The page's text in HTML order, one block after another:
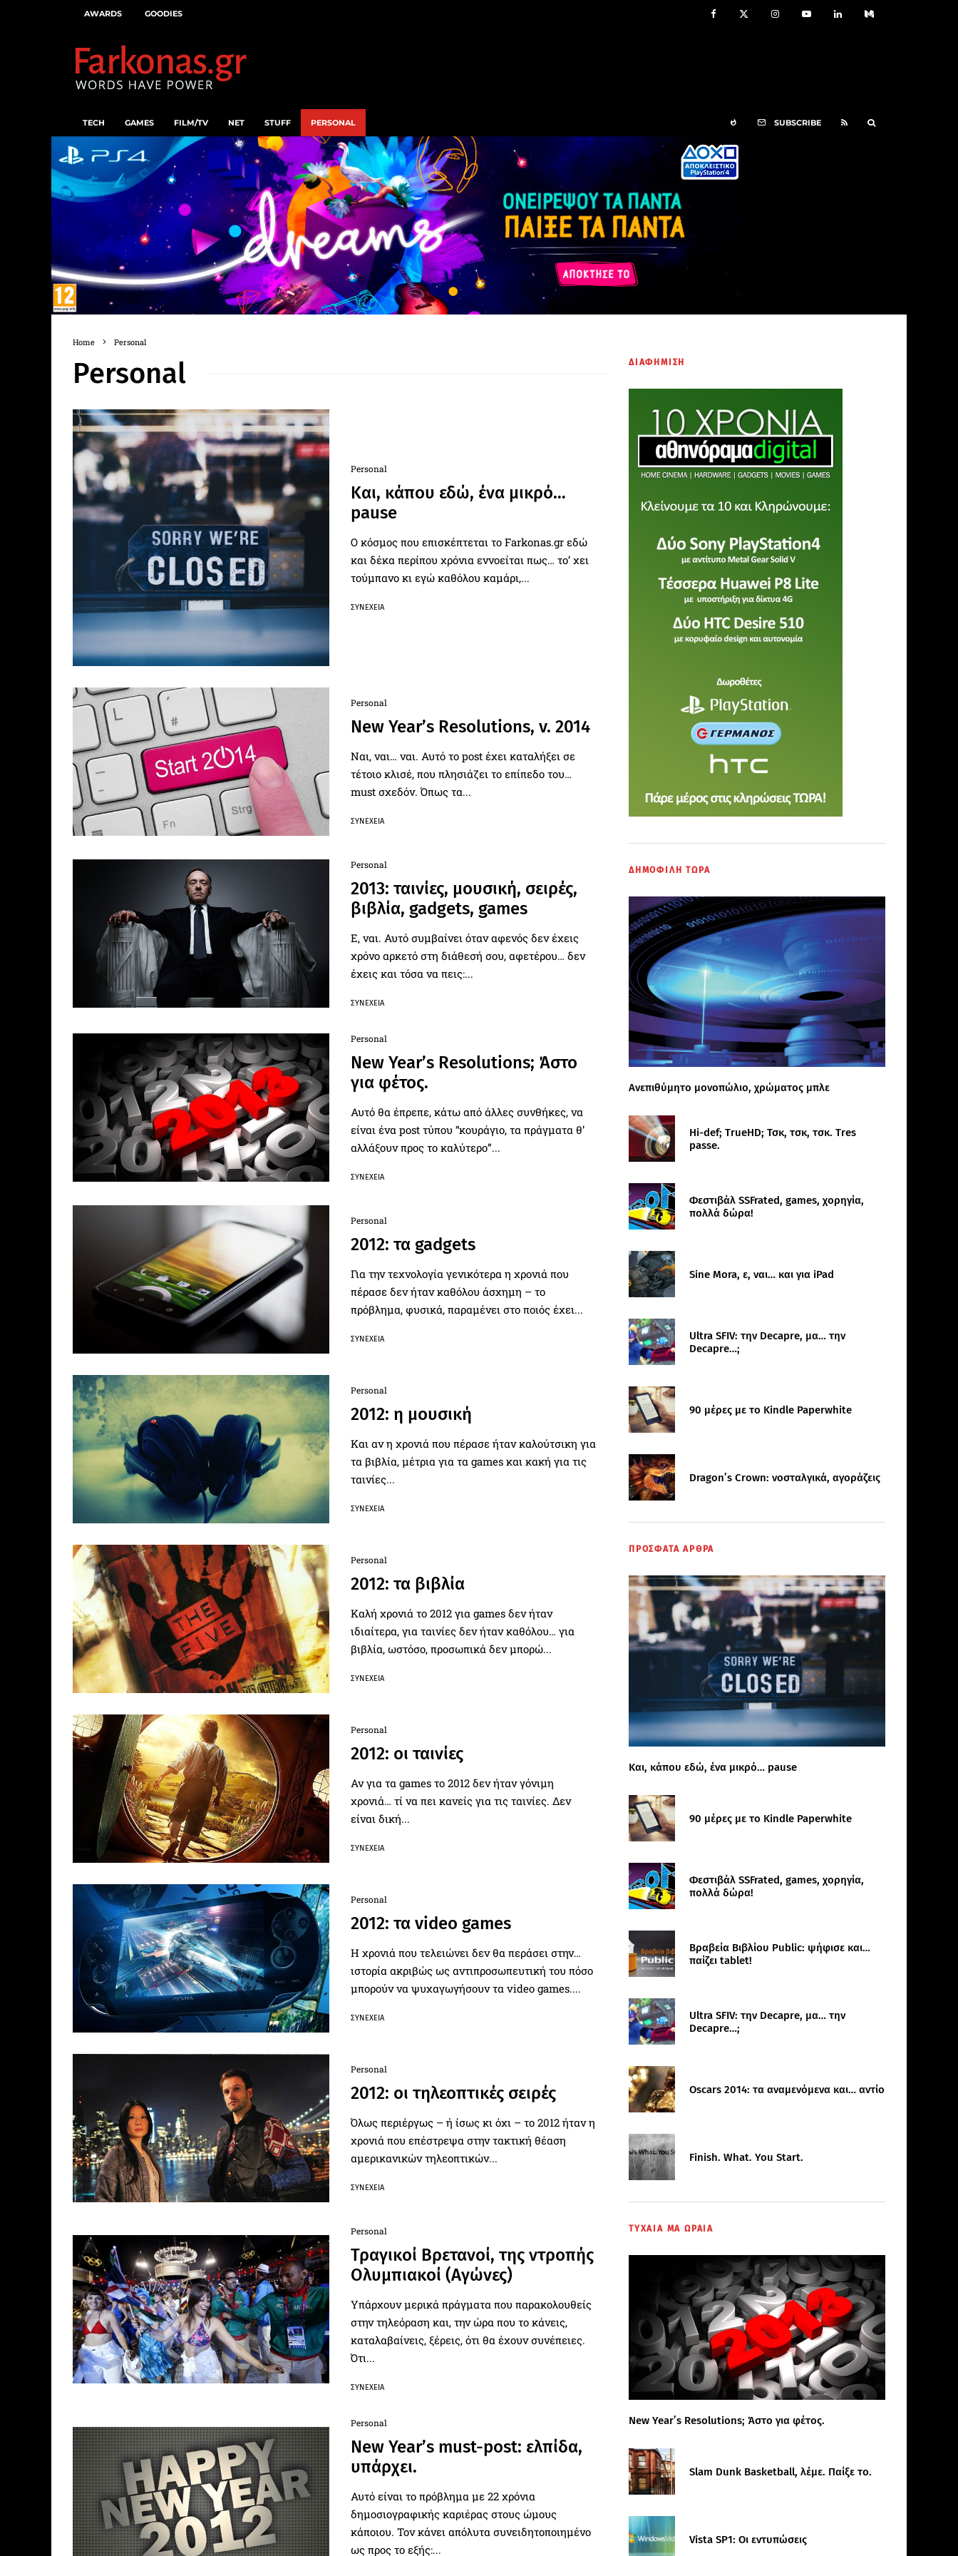
AWARDS GOODIES
TECH GAMES FILM/TV NET STUFF PERSONAL SUBSCRIBE
Home Personal
Personal
Personal
Και, κάπου εδώ, ένα μικρό…
pause
Ο κόσμος που επισκέπτεται το Farkonas.gr εδώ
και δέκα περίπου χρόνια εννοείται πως… το’ χει
τούμπανο κι εγώ καθόλου καμάρι,...
ΣΥΝΈΧΕΙΑ
Personal
New Year’s Resolutions, v. 2014
Ναι, ναι… ναι. Αυτό το post έχει καταλήξει σε
τέτοιο κλισέ, που πλησιάζει το επίπεδο του…
must σχεδόν. Όπως τα...
ΣΥΝΈΧΕΙΑ
Personal
2013: ταινίες, μουσική, σειρές,
βιβλία, gadgets, games
Ε, ναι. Αυτό συμβαίνει όταν αφενός δεν έχεις
χρόνο αρκετό στη διάθεσή σου, αφετέρου… δεν
έχεις και τόσα να πεις:...
ΣΥΝΈΧΕΙΑ
Personal
New Year’s Resolutions; Άστο
για φέτος.
Αυτό θα έπρεπε, κάτω από άλλες συνθήκες, να
είναι ένα post τύπου “κουράγιο, τα πράγματα θ’
αλλάξουν προς το καλύτερο”...
ΣΥΝΈΧΕΙΑ
Personal
2012: τα gadgets
Για την τεχνολογία γενικότερα η χρονιά που
πέρασε δεν ήταν καθόλου άσχημη – το
πρόβλημα, φυσικά, παραμένει στο ποιός έχει...
ΣΥΝΈΧΕΙΑ
Personal
2012: η μουσική
Και αν η χρονιά που πέρασε ήταν καλούτσικη για
τα βιβλία, μέτρια για τα games και κακή για τις
ταινίες...
ΣΥΝΈΧΕΙΑ
Personal
2012: τα βιβλία
Καλή χρονιά το 2012 για games δεν ήταν
ιδιαίτερα, για ταινίες δεν ήταν καθόλου… για
βιβλία, ωστόσο, προσωπικά δεν μπορώ...
ΣΥΝΈΧΕΙΑ
Personal
2012: οι ταινίες
Αν για τα games το 2012 δεν ήταν γόνιμη
χρονιά… τί να πει κανείς για τις ταινίες. Δεν
είναι δική...
ΣΥΝΈΧΕΙΑ
Personal
2012: τα video games
Η χρονιά που τελειώνει δεν θα περάσει στην…
ιστορία ακριβώς ως αντιπροσωπευτική του πόσο
μπορούν να ψυχαγωγήσουν τα video games....
ΣΥΝΈΧΕΙΑ
Personal
2012: οι τηλεοπτικές σειρές
Όλως περιέργως – ή ίσως κι όχι – το 2012 ήταν η
χρονιά που επέστρεψα στην τακτική θέαση
αμερικανικών τηλεοπτικών...
ΣΥΝΈΧΕΙΑ
Personal
Τραγικοί Βρετανοί, της ντροπής
Ολυμπιακοί (Αγώνες)
Υπάρχουν μερικά πράγματα που παρακολουθείς
στην τηλεόραση και, την ώρα που το κάνεις,
καταλαβαίνεις, ξέρεις, ότι θα έχουν συνέπειες.
Ότι...
ΣΥΝΈΧΕΙΑ
Personal
New Year’s must-post: ελπίδα,
υπάρχει.
Αυτό είναι το πρόβλημα με 22 χρόνια
δημοσιογραφικής καριέρας στους ώμους
κάποιου. Τον κάνει απόλυτα συνειδητοποιημένο
ως προς το εξής:...
ΔΙΑΦΗΜΙΣΗ
ΔΗΜΟΦΙΛΗ ΤΩΡΑ
Ανεπιθύμητο μονοπώλιο, χρώματος μπλε
Hi-def; TrueHD; Τσκ, τσκ, τσκ. Tres
passe.
Φεστιβάλ SSFrated, games, χορηγία,
πολλά δώρα!
Sine Mora, ε, ναι… και για iPad
Ultra SFIV: την Decapre, μα… την
Decapre…;
90 μέρες με το Kindle Paperwhite
Dragon’s Crown: νοσταλγικά, αγοράζεις
ΠΡΟΣΦΑΤΑ ΑΡΘΡΑ
Και, κάπου εδώ, ένα μικρό… pause
90 μέρες με το Kindle Paperwhite
Φεστιβάλ SSFrated, games, χορηγία,
πολλά δώρα!
Βραβεία Βιβλίου Public: ψήφισε και…
παίζει tablet!
Ultra SFIV: την Decapre, μα… την
Decapre…;
Oscars 2014: τα αναμενόμενα και… αντίο
Finish. What. You Start.
ΤΥΧΑΙΑ ΜΑ ΩΡΑΙΑ
New Year’s Resolutions; Άστο για φέτος.
Slam Dunk Basketball, λέμε. Παίξε το.
Vista SP1: Οι εντυπώσεις